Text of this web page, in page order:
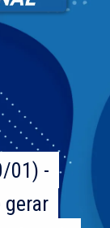
01) -
01) -